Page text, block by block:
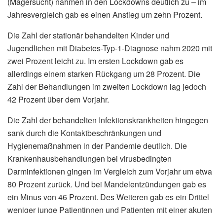
Jahresvergleich gab es einen Anstieg um zehn Prozent.
Die Zahl der stationär behandelten Kinder und
Jugendlichen mit Diabetes-Typ-1-Diagnose nahm 2020 mit
zwei Prozent leicht zu. Im ersten Lockdown gab es
allerdings einem starken Rückgang um 28 Prozent. Die
Zahl der Behandlungen im zweiten Lockdown lag jedoch
42 Prozent über dem Vorjahr.
Die Zahl der behandelten Infektionskrankheiten hingegen
sank durch die Kontaktbeschränkungen und
Hygienemaßnahmen in der Pandemie deutlich. Die
Krankenhausbehandlungen bei virusbedingten
Darminfektionen gingen im Vergleich zum Vorjahr um etwa
80 Prozent zurück. Und bei Mandelentzündungen gab es
ein Minus von 46 Prozent. Des Weiteren gab es ein Drittel
weniger junge Patientinnen und Patienten mit einer akuten